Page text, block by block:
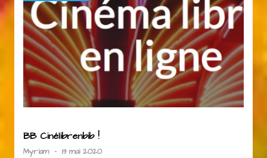
BB Cinélibrenbib !
Myriam - 13 mai 2020